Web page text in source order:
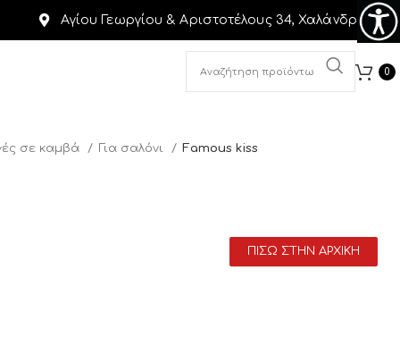
Αγίου Γεωργίου & Αριστοτέλους 34, Χαλάνδρι
0
σε καμβά Για σαλόνι Famous kiss
ΠΙΣΩ ΣΤΗΝ ΑΡΧΙΚΗ